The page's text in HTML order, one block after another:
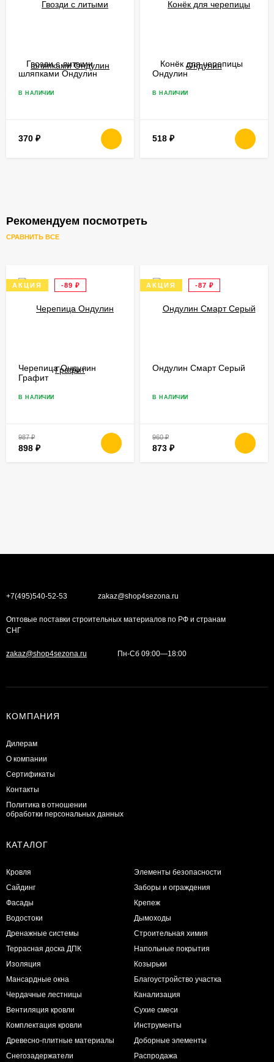
Гвозди с литыми
шляпками Ондулин
В НАЛИЧИИ
370 ₽
Конёк для черепицы
Ондулин
В НАЛИЧИИ
518 ₽
Рекомендуем посмотреть
СРАВНИТЬ ВСЕ
АКЦИЯ -89 ₽
Черепица Ондулин
Графит
В НАЛИЧИИ
987₽
898 ₽
АКЦИЯ -87 ₽
Ондулин Смарт Серый
В НАЛИЧИИ
960₽
873 ₽
+7(495)540-52-53 zakaz@shop4sezona.ru
Оптовые поставки строительных материалов по РФ и странам
СНГ
zakaz@shop4sezona.ru Пн-Сб 09:00—18:00
КОМПАНИЯ
Дилерам
О компании
Сертификаты
Контакты
Политика в отношении
обработки персональных данных
КАТАЛОГ
Кровля
Сайдинг
Фасады
Водостоки
Дренажные системы
Террасная доска ДПК
Изоляция
Мансардные окна
Чердачные лестницы
Вентиляция кровли
Комплектация кровли
Древесно-плитные материалы
Снегозадержатели
Элементы безопасности
Заборы и ограждения
Крепеж
Дымоходы
Строительная химия
Напольные покрытия
Козырьки
Благоустройство участка
Канализация
Сухие смеси
Инструменты
Доборные элементы
Распродажа